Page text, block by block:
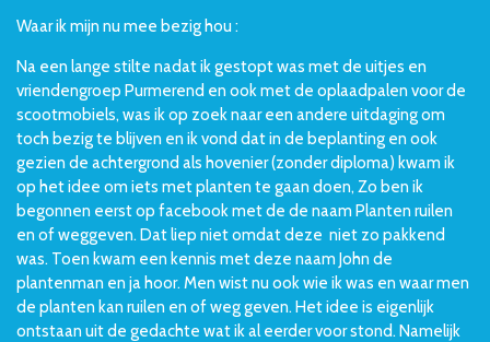
Waar ik mijn nu mee bezig hou :
Na een lange stilte nadat ik gestopt was met de uitjes en
vriendengroep Purmerend en ook met de oplaadpalen voor de
scootmobiels, was ik op zoek naar een andere uitdaging om
toch bezig te blijven en ik vond dat in de beplanting en ook
gezien de achtergrond als hovenier (zonder diploma) kwam ik
op het idee om iets met planten te gaan doen, Zo ben ik
begonnen eerst op facebook met de de naam Planten ruilen
en of weggeven. Dat liep niet omdat deze niet zo pakkend
was. Toen kwam een kennis met deze naam John de
plantenman en ja hoor. Men wist nu ook wie ik was en waar men
de planten kan ruilen en of weg geven. Het idee is eigenlijk
ontstaan uit de gedachte wat ik al eerder voor stond. Namelijk